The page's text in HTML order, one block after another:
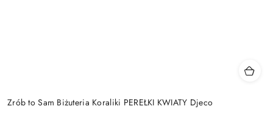
Zrób to Sam Biżuteria Koraliki PEREŁKI KWIATY Djeco